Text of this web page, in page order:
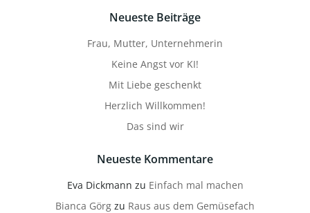
Neueste Beiträge
Frau, Mutter, Unternehmerin
Keine Angst vor KI!
Mit Liebe geschenkt
Herzlich Willkommen!
Das sind wir
Neueste Kommentare
Eva Dickmann zu Einfach mal machen
Bianca Görg zu Raus aus dem Gemüsefach